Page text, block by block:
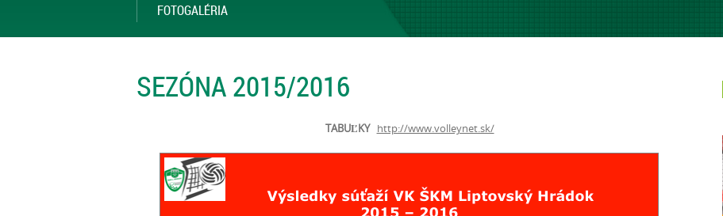
FOTOGALÉRIA
SEZÓNA 2015/2016
TABUĽKY http://www.volleynet.sk/